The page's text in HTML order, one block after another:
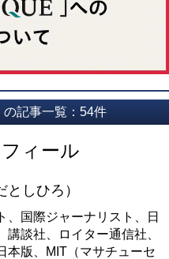
記事一覧：54件
ィール
しひろ）
、国際ジャーナリスト、日
講談社、ロイター通信社、
本版、MIT（マサチューセ